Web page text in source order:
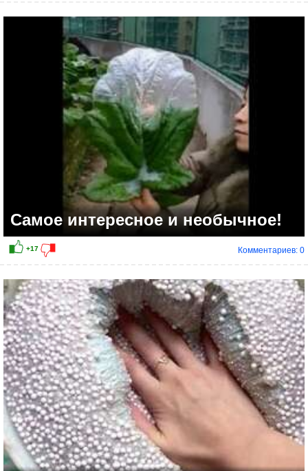
+34
Самое интересное и необычное!
Комментариев: 0